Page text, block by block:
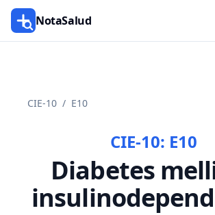
NotaSalud
CIE-10 / E10
CIE-10: E10
Diabetes